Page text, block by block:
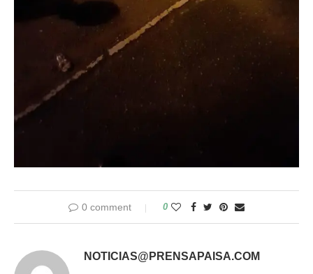
0 comment 0
NOTICIAS@PRENSAPAISA.COM